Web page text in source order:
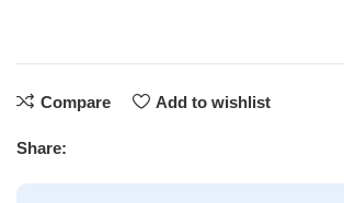
Compare Add to wishlist
Share: